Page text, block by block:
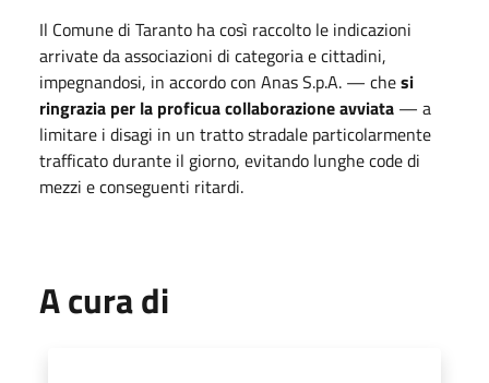
Il Comune di Taranto ha così raccolto le indicazioni
arrivate da associazioni di categoria e cittadini,
impegnandosi, in accordo con Anas S.p.A. — chesi
ringrazia per la proficua collaborazione avviata — a
limitare i disagi in un tratto stradale particolarmente
trafficato durante il giorno, evitando lunghe code di
mezzi e conseguenti ritardi.
A cura di